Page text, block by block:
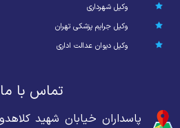
وکیل شهرداری
وکیل جرایم پزشکی تهران
وکیل دیوان عدالت اداری
تماس با ما
پاسداران خیابان شهید